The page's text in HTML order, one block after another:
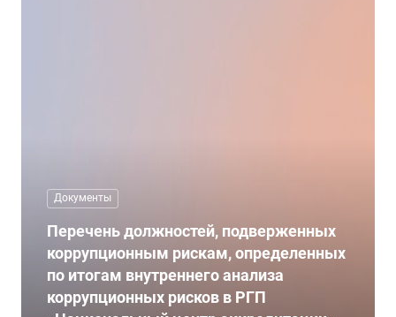
Документы
Перечень должностей, подверженных
коррупционным рискам, определенных
по итогам внутреннего анализа
коррупционных рисков в РГП